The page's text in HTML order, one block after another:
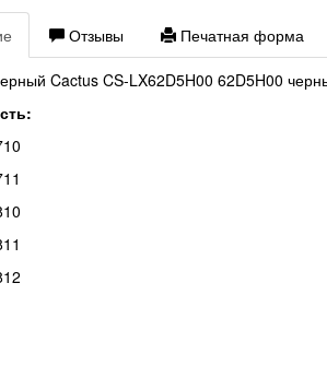
Отзывы Печатная форма
Cactus CS-LX62D5H00 62D5H00